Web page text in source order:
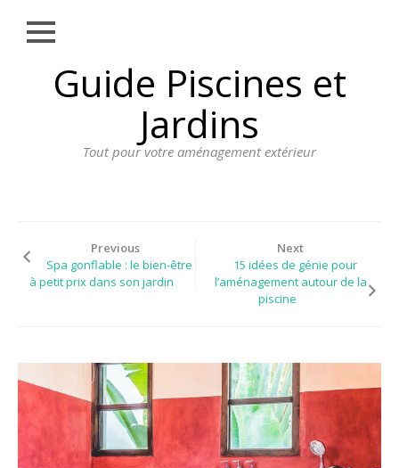
Guide Piscines et
Jardins
Tout pour votre aménagement extérieur
Close
AMÉNAGEMENT
EXTÉRIEUR
PLANTATIONS
REVÊTEMENT
DOSSIER
JARDIN
CONSEILS ET
ASTUCES
Previous
Spa gonflable : le bien-être
à petit prix dans son jardin
Next
15 idées de génie pour
l’aménagement autour de la
piscine